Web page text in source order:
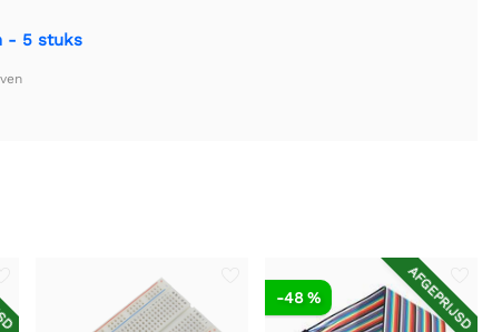
- 5 stuks
AFGEPRIJSD
-48 %